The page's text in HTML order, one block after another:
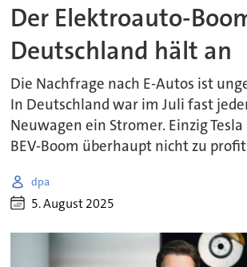
Der Elektroauto-
Deutschland hält an
Die Nachfrage nach E-Autos ist
In Deutschland war im Juli fast
Neuwagen ein Stromer. Einzig
BEV-Boom überhaupt nicht zu
dpa
5. August 2025